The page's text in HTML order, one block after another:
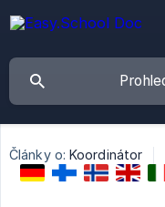
Články o: Koordinátor